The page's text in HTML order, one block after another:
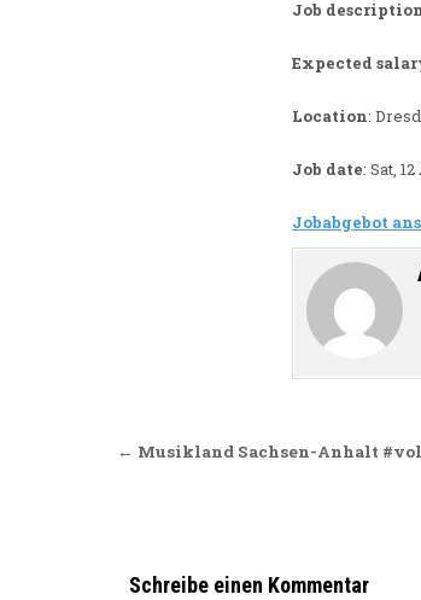
Job
Expected
Location:
Job date: Sat,
Jobabgebot
← Musikland Sachsen-Anhalt
Schreibe einen Kommentar